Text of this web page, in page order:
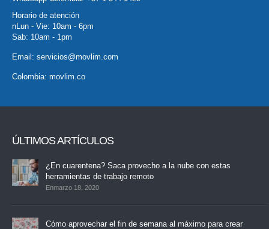
Horario de atención
nLun - Vie: 10am - 6pm
Sab: 10am - 1pm
Email: servicios@movlim.com
Colombia: movlim.co
ÚLTIMOS ARTÍCULOS
¿En cuarentena? Saca provecho a la nube con estas
herramientas de trabajo remoto
Enmarzo 18, 2020
Cómo aprovechar el fin de semana al máximo para crear